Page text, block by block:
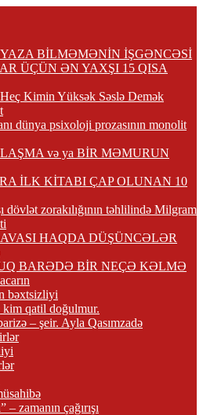
BİLMƏMƏNİN İŞGƏNCƏSİ
ÜÇÜN ƏN YAXŞI 15 QISA
Heç Kimin Yüksək Səslə Demək
dünya psixoloji prozasının monolit
və ya BİR MƏMURUN
İLK KİTABI ÇAP OLUNAN 10
dövlət zorakılığının təhlilində Milgram
HAQDA DÜŞÜNCƏLƏR
BARƏDƏ BİR NEÇƏ KƏLMƏ
bəxtsizliyi
qatil doğulmur.
– şeir. Ayla Qasımzadə
zamanın çağırışı